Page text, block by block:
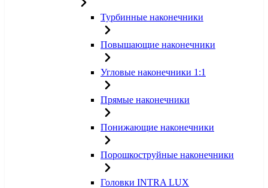
Турбинные наконечники
Повышающие наконечники
Угловые наконечники 1:1
Прямые наконечники
Понижающие наконечники
Порошкоструйные наконечники
Головки INTRA LUX